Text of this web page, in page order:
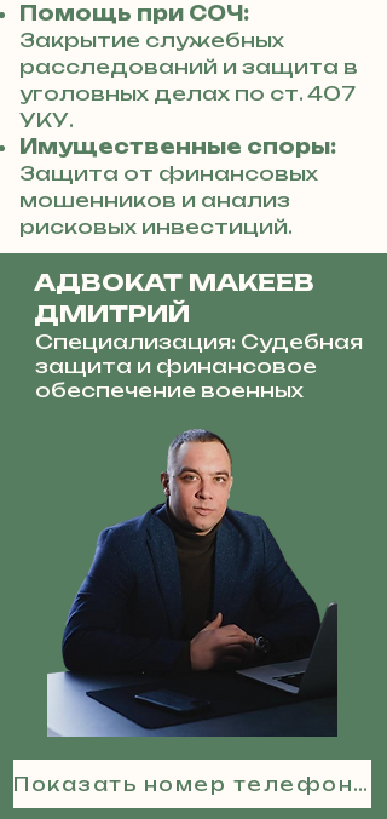
Помощь при СОЧ:
Закрытие служебных
расследований и защита в
уголовных делах по ст. 407
УКУ.
Имущественные споры:
Защита от финансовых
мошенников и анализ
рисковых инвестиций.
АДВОКАТ МАКЕЕВ
ДМИТРИЙ
Специализация: Судебная
защита и финансовое
обеспечение военных
Показать номер телефона